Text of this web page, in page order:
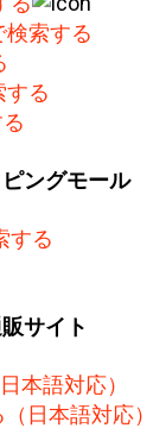
検索する
する
ングモール
する
サイト
本語対応）
日本語対応）